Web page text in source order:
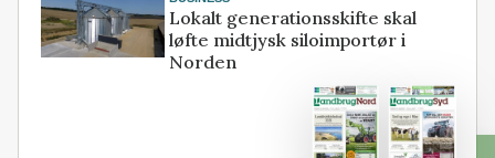
Lokalt generationsskifte skal
løfte midtjysk siloimportør i
Norden